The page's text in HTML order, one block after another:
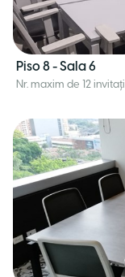
Piso 8 - Sala 6
Nr. maxim de 12 invitați